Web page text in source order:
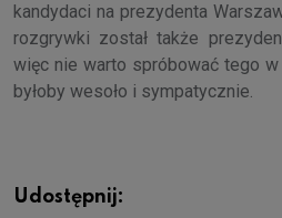
kandydaci na prezydenta
rozgrywki został także
więc nie warto spróbować tego w
byłoby wesoło i sympatycznie.
Udostępnij: